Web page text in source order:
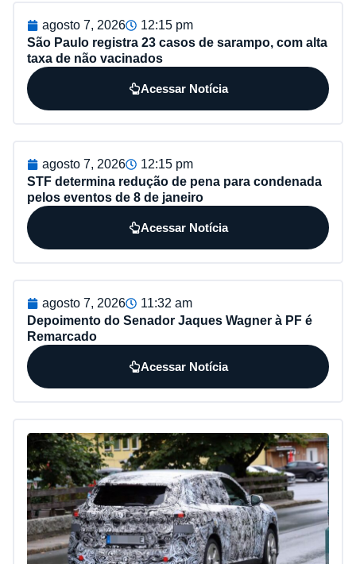
agosto 7, 2026
12:15 pm
São Paulo registra 23 casos de sarampo, com alta
taxa de não vacinados
Acessar Notícia
agosto 7, 2026
12:15 pm
STF determina redução de pena para condenada
pelos eventos de 8 de janeiro
Acessar Notícia
agosto 7, 2026
11:32 am
Depoimento do Senador Jaques Wagner à PF é
Remarcado
Acessar Notícia